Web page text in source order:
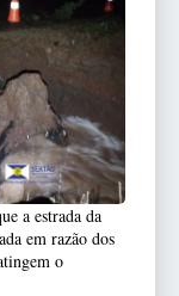
a estrada da
em razão dos
o